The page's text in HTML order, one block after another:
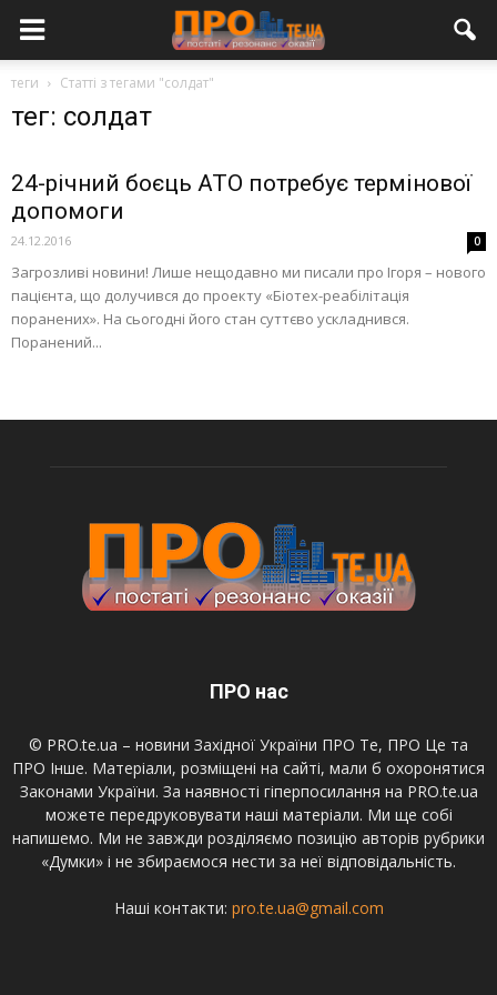
теги Статті з тегами "солдат"
тег: солдат
24-річний боєць АТО потребує термінової
допомоги
24.12.2016 0
Загрозливі новини! Лише нещодавно ми писали про Ігоря – нового
пацієнта, що долучився до проекту «Біотех-реабілітація
поранених». На сьогодні його стан суттєво ускладнився.
Поранений...
ПРО нас
© PRO.te.ua – новини Західної України ПРО Те, ПРО Це та
ПРО Інше. Матеріали, розміщені на сайті, мали б охоронятися
Законами України. За наявності гіперпосилання на PRO.te.ua
можете передруковувати наші матеріали. Ми ще собі
напишемо. Ми не завжди розділяємо позицію авторів рубрики
«Думки» і не збираємося нести за неї відповідальність.
Наші контакти: pro.te.ua@gmail.com